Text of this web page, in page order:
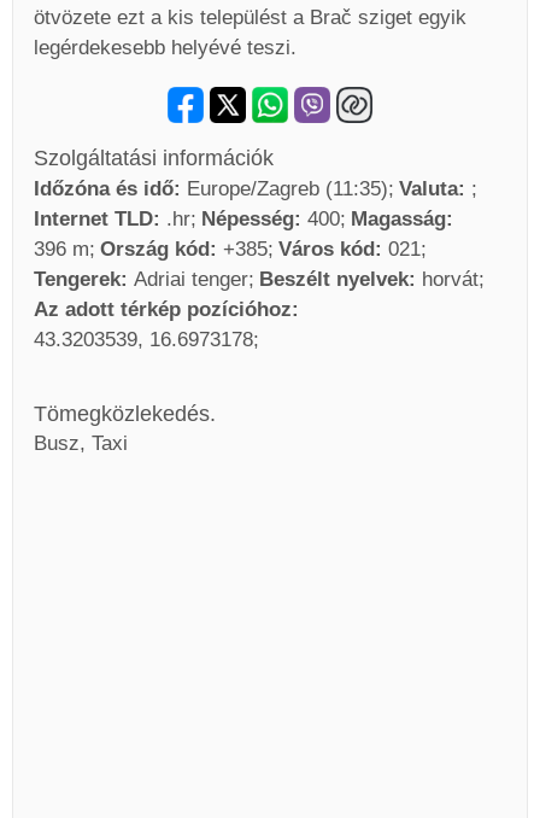
ötvözete ezt a kis települést a Brač sziget egyik
legérdekesebb helyévé teszi.
Szolgáltatási információk
Időzóna és idő: Europe/Zagreb (11:35) Valuta:
Internet TLD: .hr Népesség: 400 Magasság:
396 m Ország kód: +385 Város kód: 021
Tengerek: Adriai tenger Beszélt nyelvek: horvát
Az adott térkép pozícióhoz:
43.3203539, 16.6973178
Tömegközlekedés.
Busz, Taxi